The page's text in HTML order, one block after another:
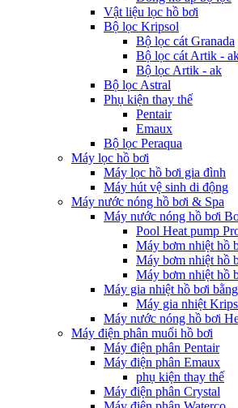
Vật liệu lọc hồ bơi
Bộ lọc Kripsol
Bộ lọc cát Granada
Bộ lọc cát Artik -
Bộ lọc Artik - ak
Bộ lọc Astral
Phụ kiện thay thế
Pentair
Emaux
Bộ lọc Peraqua
Máy lọc hồ bơi
Máy lọc hồ bơi gia đình
Máy hút vệ sinh di động
Máy nước nóng hồ bơi & Spa
Máy nước nóng hồ bơi
Pool Heat pump
Máy bơm nhiệt hồ
Máy bơm nhiệt hồ
Máy bơm nhiệt hồ
Máy gia nhiệt hồ bơi
Máy gia nhiệt
Máy nước nóng hồ bơi
Máy điện phân muối hồ bơi
Máy điện phân Pentair
Máy điện phân Emaux
phụ kiện thay thế
Máy điện phân Crystal